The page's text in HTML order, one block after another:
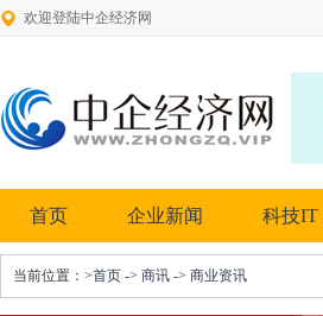
欢迎登陆中企经济网
首页 企业新闻 科技IT
当前位置： >首页 -> 商讯 -> 商业资讯